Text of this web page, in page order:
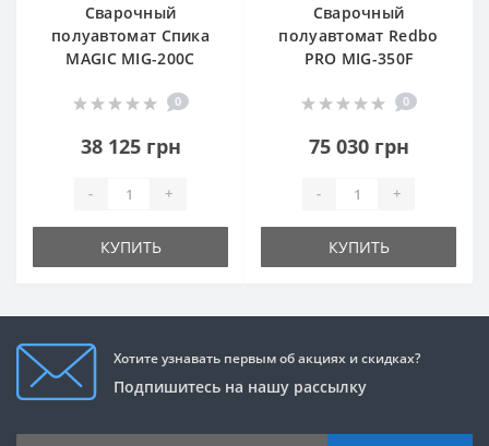
Сварочный
полуавтомат Спика
MAGIC MIG-200C
0
38 125 грн
- +
КУПИТЬ
Сварочный
полуавтомат Redbo
PRO MIG-350F
0
75 030 грн
- +
КУПИТЬ
Хотите узнавать первым об акциях и скидках?
Подпишитесь на нашу рассылку